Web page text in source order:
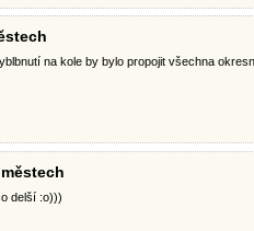
na kole by bylo propojit všechna
delší :o)))